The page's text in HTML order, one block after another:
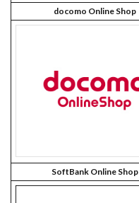
docomo Online Shop
SoftBank Online Shop